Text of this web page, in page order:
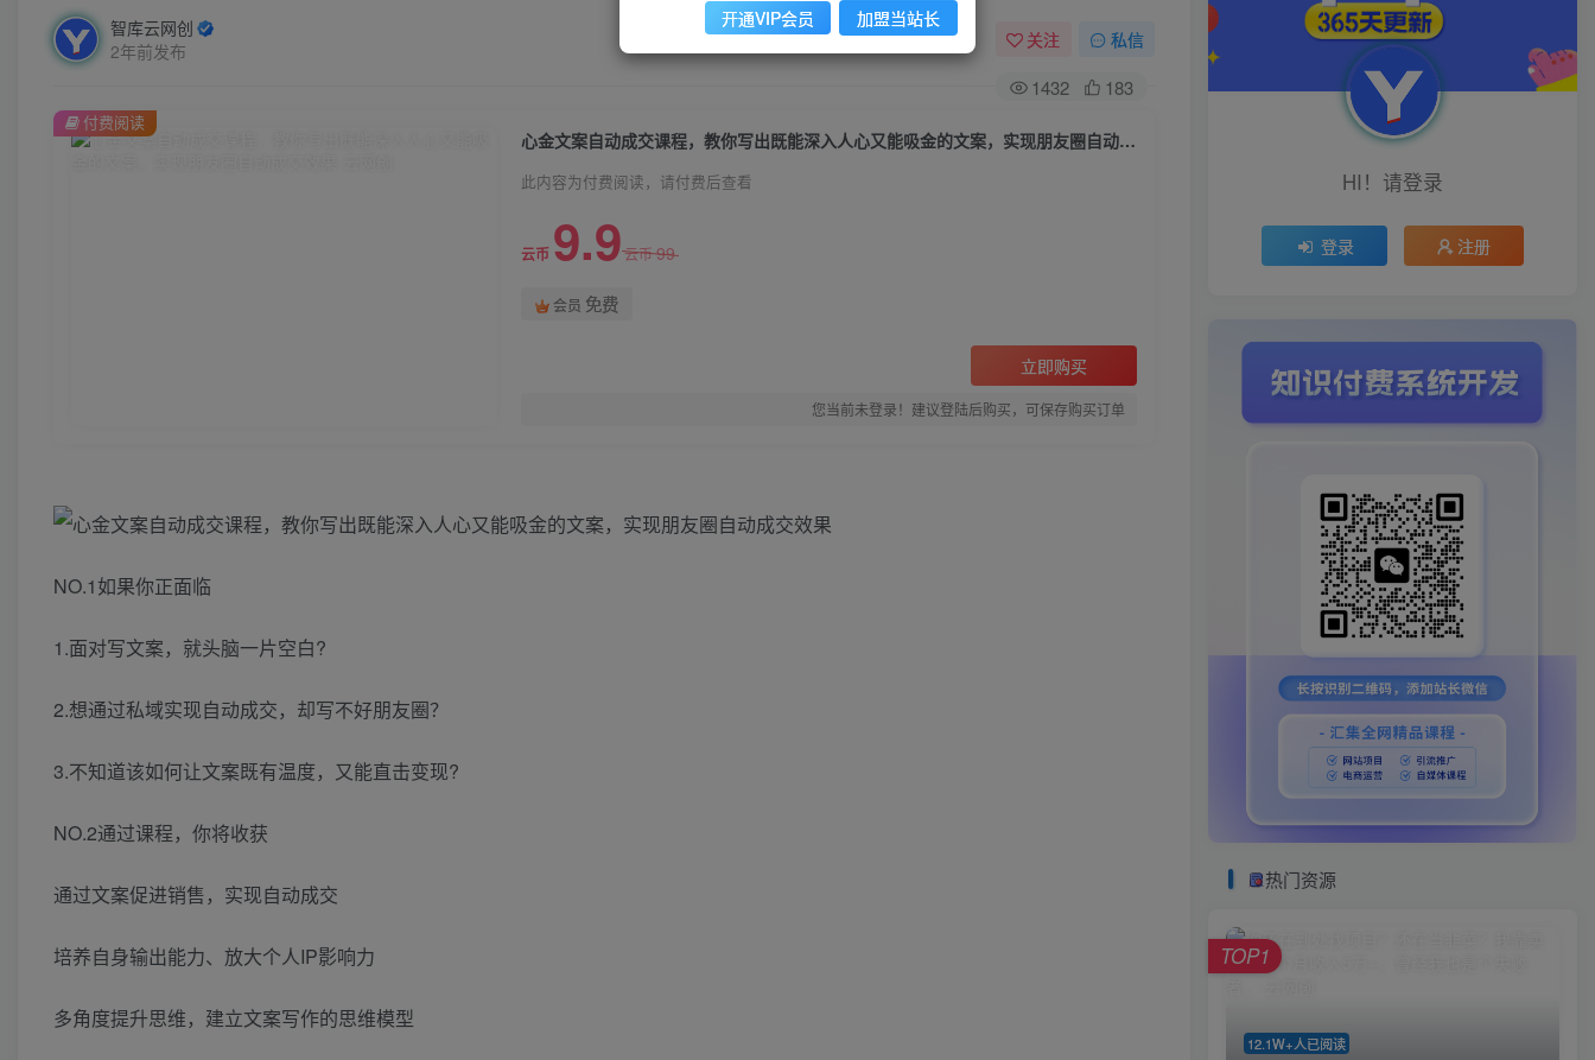
智库云网创
2年前发布
关注 私信
1432 183
心金文案自动成交课程，教你写出既能深入人心又能吸金的文案，实现朋友圈自动成交效果
此内容为付费阅读，请付费后查看
云币 9.9云币99
会员 免费
立即购买
您当前未登录！建议登陆后购买，可保存购买订单
付费阅读
NO.1如果你正面临
1.面对写文案，就头脑一片空白?
2.想通过私域实现自动成交，却写不好朋友圈？
3.不知道该如何让文案既有温度，又能直击变现?
NO.2通过课程，你将收获
通过文案促进销售，实现自动成交
培养自身输出能力、放大个人IP影响力
多角度提升思维，建立文案写作的思维模型
HI！请登录
登录 注册
热门资源
12.1W+人已阅读
TOP1
开通VIP会员 加盟当站长